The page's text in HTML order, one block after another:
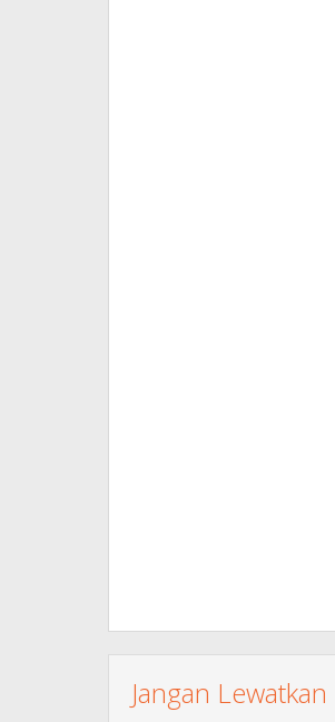
Jangan Lewatkan